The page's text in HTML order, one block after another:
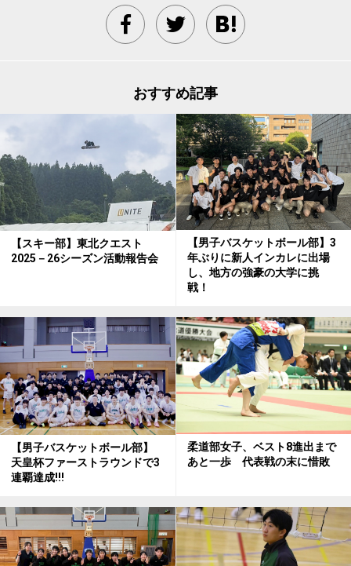
おすすめ記事
【スキー部】東北クエスト
2025－26シーズン活動報告会
【男子バスケットボール部】3
年ぶりに新人インカレに出場
し、地方の強豪の大学に挑
戦！
【男子バスケットボール部】
天皇杯ファーストラウンドで3
連覇達成!!!
柔道部女子、ベスト8進出まで
あと一歩 代表戦の末に惜敗